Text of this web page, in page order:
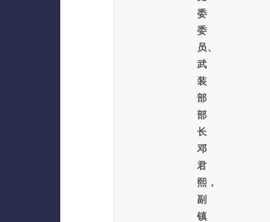
委
委
员、
武
装
部
部
长
邓
君
熙，
副
镇